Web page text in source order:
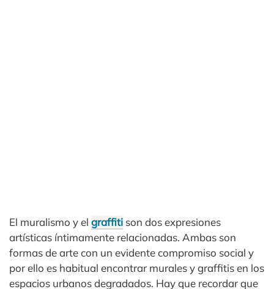
El muralismo y el graffiti son dos expresiones
artísticas íntimamente relacionadas. Ambas son
formas de arte con un evidente compromiso social y
por ello es habitual encontrar murales y graffitis en los
espacios urbanos degradados. Hay que recordar que